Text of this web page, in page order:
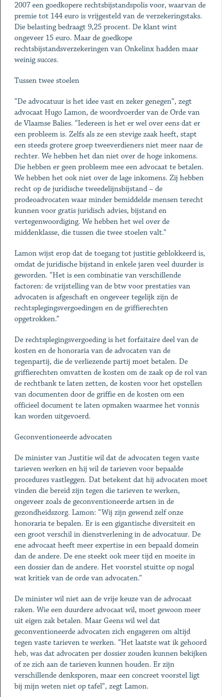
2007 een goedkopere rechtsbijstandspolis voor, waarvan de
premie tot 144 euro is vrijgesteld van de verzekeringstaks.
Die belasting bedraagt 9,25 procent. De klant wint
ongeveer 15 euro. Maar de goedkope
rechtsbijstandsverzekeringen van Onkelinx hadden maar
weinig succes.
Tussen twee stoelen
“De advocatuur is het idee vast en zeker genegen”, zegt
advocaat Hugo Lamon, de woordvoerder van de Orde van
de Vlaamse Balies. “Iedereen is het er wel over eens dat er
een probleem is. Zelfs als ze een stevige zaak heeft, stapt
een steeds grotere groep tweeverdieners niet meer naar de
rechter. We hebben het dan niet over de hoge inkomens.
Die hebben er geen probleem mee een advocaat te betalen.
We hebben het ook niet over de lage inkomens. Zij hebben
recht op de juridische tweedelijnsbijstand – de
prodeoadvocaten waar minder bemiddelde mensen terecht
kunnen voor gratis juridisch advies, bijstand en
vertegenwoordiging. We hebben het wel over de
middenklasse, die tussen die twee stoelen valt.”
Lamon wijst erop dat de toegang tot justitie geblokkeerd is,
omdat de juridische bijstand in enkele jaren veel duurder is
geworden. “Het is een combinatie van verschillende
factoren: de vrijstelling van de btw voor prestaties van
advocaten is afgeschaft en ongeveer tegelijk zijn de
rechtsplegingsvergoedingen en de griffierechten
opgetrokken.”
De rechtsplegingsvergoeding is het forfaitaire deel van de
kosten en de honoraria van de advocaten van de
tegenpartij, die de verliezende partij moet betalen. De
griffierechten omvatten de kosten om de zaak op de rol van
de rechtbank te laten zetten, de kosten voor het opstellen
van documenten door de griffie en de kosten om een
officieel document te laten opmaken waarmee het vonnis
kan worden uitgevoerd.
Geconventioneerde advocaten
De minister van Justitie wil dat de advocaten tegen vaste
tarieven werken en hij wil de tarieven voor bepaalde
procedures vastleggen. Dat betekent dat hij advocaten moet
vinden die bereid zijn tegen die tarieven te werken,
ongeveer zoals de geconventioneerde artsen in de
gezondheidszorg. Lamon: “Wij zijn gewend zelf onze
honoraria te bepalen. Er is een gigantische diversiteit en
een groot verschil in dienstverlening in de advocatuur. De
ene advocaat heeft meer expertise in een bepaald domein
dan de andere. De ene steekt ook meer tijd en moeite in
een dossier dan de andere. Het voorstel stuitte op nogal
wat kritiek van de orde van advocaten.”
De minister wil niet aan de vrije keuze van de advocaat
raken. Wie een duurdere advocaat wil, moet gewoon meer
uit eigen zak betalen. Maar Geens wil wel dat
geconventioneerde advocaten zich engageren om altijd
tegen vaste tarieven te werken. “Het laatste wat ik gehoord
heb, was dat advocaten per dossier zouden kunnen bekijken
of ze zich aan de tarieven kunnen houden. Er zijn
verschillende denksporen, maar een concreet voorstel ligt
bij mijn weten niet op tafel”, zegt Lamon.